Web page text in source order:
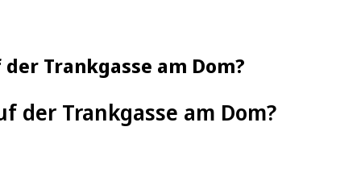
Trankgasse am Dom?
der Trankgasse am Dom?